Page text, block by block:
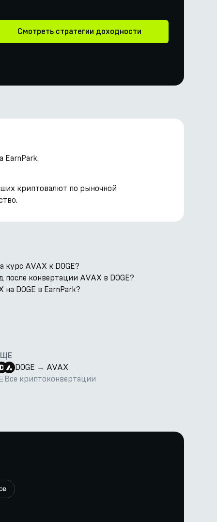
Смотреть стратегии доходности
EarnPark.
криптовалют по рыночной
AVAX к DOGE?
конвертации AVAX в DOGE?
DOGE в EarnPark?
DOGE → AVAX
Все криптоконвертации